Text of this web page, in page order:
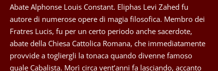
Abate Alphonse Louis Constant. Eliphas Levi Zahed fu
autore di numerose opere di magia filosofica. Membro dei
Fratres Lucis, fu per un certo periodo anche sacerdote,
abate della Chiesa Cattolica Romana, che immediatamente
provvide a togliergli la tonaca quando divenne famoso
quale Cabalista. Morì circa vent’anni fa lasciando, accanto